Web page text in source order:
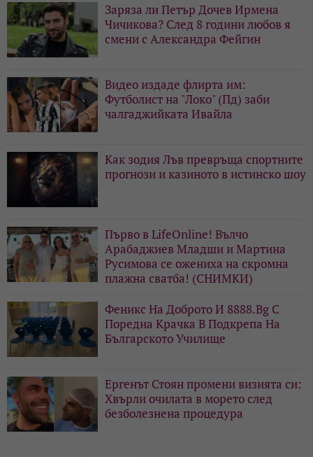
Заряза ли Петър Дочев Ирмена
Чичикова? След 8 години любов я
смени с Александра Фейгин
Видео издаде флирта им:
Футболист на "Локо" (Пд) заби
чалгаджийката Ивайла
Как зодия Лъв превръща спортните
прогнози и казиното в истинско шоу
Първо в LifeOnline! Вълчо
Арабаджиев Младши и Мартина
Русимова сe oжениха на скромна
плажна сватба! (СНИМКИ)
Феникс На Доброто И 8888.Bg С
Поредна Крачка В Подкрепа На
Българското Училище
Ергенът Стоян промени визията си:
Хвърли очилата в морето след
безболезнена процедура